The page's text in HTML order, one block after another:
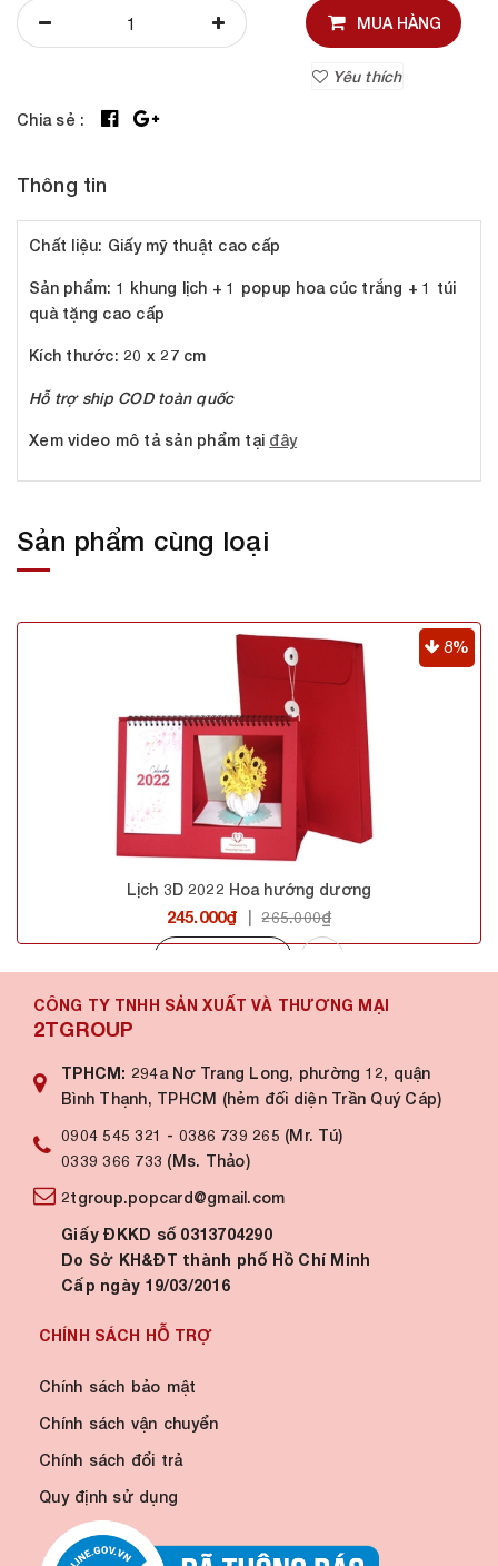
MUA HÀNG
Yêu thích
Chia sẻ :
Thông tin
Chất liệu: Giấy mỹ thuật cao cấp
Sản phẩm: 1 khung lịch + 1 popup hoa cúc trắng + 1 túi
quà tặng cao cấp
Kích thước: 20 x 27 cm
Hỗ trợ ship COD toàn quốc
Xem video mô tả sản phẩm tại đây
Sản phẩm cùng loại
8%
Lịch 3D 2022 Hoa hướng dương
245.000₫ 265.000₫
CÔNG TY TNHH SẢN XUẤT VÀ THƯƠNG MẠI
2TGROUP
TPHCM: 294a Nơ Trang Long, phường 12, quận
Bình Thạnh, TPHCM (hẻm đối diện Trần Quý Cáp)
0904 545 321 - 0386 739 265 (Mr. Tú)
0339 366 733 (Ms. Thảo)
2tgroup.popcard@gmail.com
Giấy ĐKKD số 0313704290
Do Sở KH&ĐT thành phố Hồ Chí Minh
Cấp ngày 19/03/2016
CHÍNH SÁCH HỖ TRỢ
Chính sách bảo mật
Chính sách vận chuyển
Chính sách đổi trả
Quy định sử dụng